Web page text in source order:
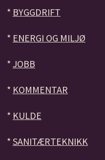
* BYGGDRIFT
* ENERGI OG MILJØ
* JOBB
* KOMMENTAR
* KULDE
* SANITÆRTEKNIKK